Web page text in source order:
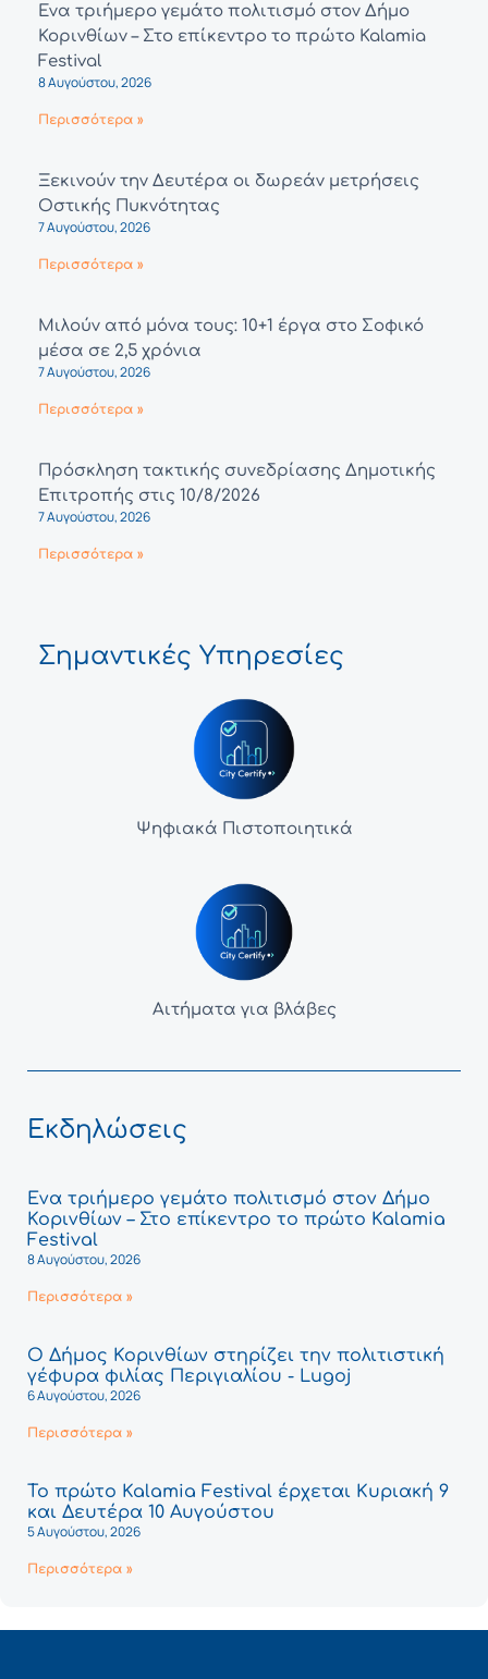
Ένα τριήμερο γεμάτο πολιτισμό στον Δήμο
Κορινθίων – Στο επίκεντρο το πρώτο Kalamia
Festival
8 Αυγούστου, 2026
Περισσότερα »
Ξεκινούν την Δευτέρα οι δωρεάν μετρήσεις
Οστικής Πυκνότητας
7 Αυγούστου, 2026
Περισσότερα »
Μιλούν από μόνα τους: 10+1 έργα στο Σοφικό
μέσα σε 2,5 χρόνια
7 Αυγούστου, 2026
Περισσότερα »
Πρόσκληση τακτικής συνεδρίασης Δημοτικής
Επιτροπής στις 10/8/2026
7 Αυγούστου, 2026
Περισσότερα »
Σημαντικές Υπηρεσίες
Ψηφιακά Πιστοποιητικά
Αιτήματα για βλάβες
Εκδηλώσεις
Ένα τριήμερο γεμάτο πολιτισμό στον Δήμο
Κορινθίων – Στο επίκεντρο το πρώτο Kalamia
Festival
8 Αυγούστου, 2026
Περισσότερα »
Ο Δήμος Κορινθίων στηρίζει την πολιτιστική
γέφυρα φιλίας Περιγιαλίου - Lugoj
6 Αυγούστου, 2026
Περισσότερα »
Το πρώτο Kalamia Festival έρχεται Κυριακή 9
και Δευτέρα 10 Αυγούστου
5 Αυγούστου, 2026
Περισσότερα »